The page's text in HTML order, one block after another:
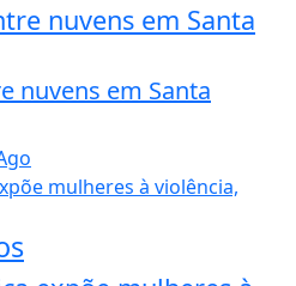
nuvens em Santa
nuvens em Santa